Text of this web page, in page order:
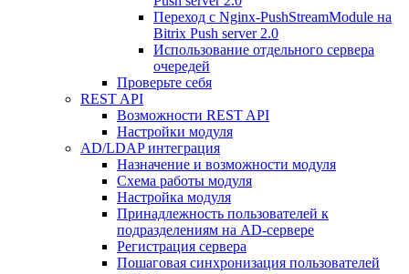
Переход с Nginx-PushStreamModule на
Bitrix Push server 2.0
Использование отдельного сервера
очередей
Проверьте себя
REST API
Возможности REST API
Настройки модуля
AD/LDAP интеграция
Назначение и возможности модуля
Схема работы модуля
Настройка модуля
Принадлежность пользователей к
подразделениям на AD-сервере
Регистрация сервера
Пошаговая синхронизация пользователей